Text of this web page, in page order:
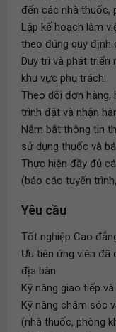
đến các nhà thuốc,
Lập kế hoạch làm
theo đúng quy định
Duy trì và phát
khu vực phụ trách.
Theo dõi đơn hàng,
trình đặt và nhận
Nắm bắt thông tin
sử dụng thuốc và
Thực hiện đầy đủ
(báo cáo tuyến
Yêu cầu
Tốt nghiệp Cao
Ưu tiên ứng viên đã
địa bàn
Kỹ năng giao tiếp
Kỹ năng chăm sóc
(nhà thuốc, phòng